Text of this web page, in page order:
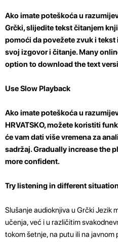
Ako imate poteškoća u
Grčki, slijedite tekst čitanjem
pomoći da povežete zvuk i
svoj izgovor i čitanje. Many
option to download the text
Use Slow Playback
Ako imate poteškoća u
HRVATSKO, možete koristiti
će vam dati više vremena za
sadržaj. Gradually increase the
more confident.
Try listening in different
Slušanje audioknjiva u Grčki Jezik
učenja, već i u različitim
tokom šetnje, na putu ili na javnom